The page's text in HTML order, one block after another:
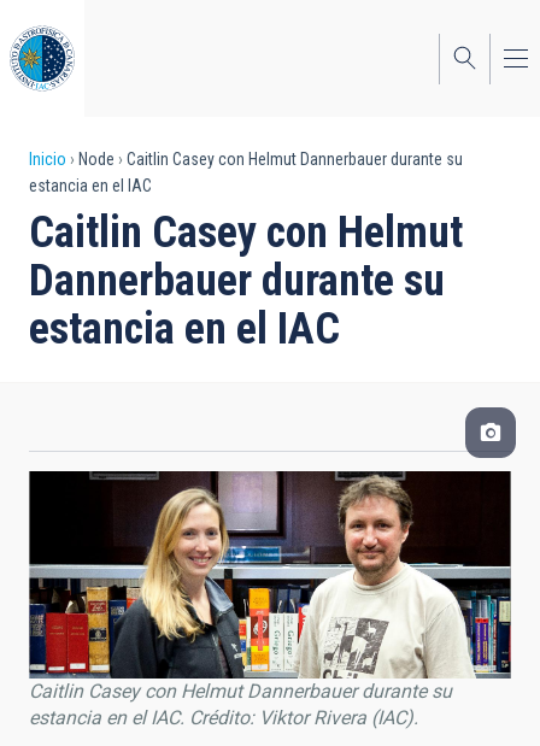
al
contenido
principal
Sobrescribir
enlaces
de
ayuda
a
Inicio Node
Caitlin Casey con Helmut Dannerbauer durante su
estancia en el IAC
Caitlin Casey con Helmut
Dannerbauer durante su
estancia en el IAC
Caitlin Casey con Helmut Dannerbauer durante su
estancia en el IAC. Crédito: Viktor Rivera (IAC).